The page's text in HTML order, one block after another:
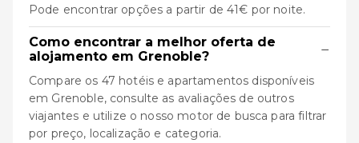
Pode encontrar opções a partir de 41€ por noite.
Como encontrar a melhor oferta de
alojamento em Grenoble?
−
Compare os 47 hotéis e apartamentos disponíveis
em Grenoble, consulte as avaliações de outros
viajantes e utilize o nosso motor de busca para filtrar
por preço, localização e categoria.